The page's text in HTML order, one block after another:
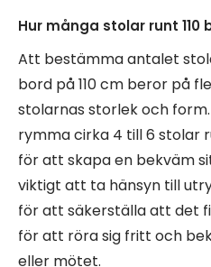
Hur många stolar runt 110
Att bestämma antalet
bord på 110 cm beror på
stolarnas storlek och
rymma cirka 4 till 6 stolar
för att skapa en bekväm
viktigt att ta hänsyn till
för att säkerställa att det
för att röra sig fritt och
eller mötet.